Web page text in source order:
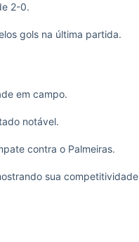
2-0.
gols na última partida.
em campo.
notável.
contra o Palmeiras.
sua competitividade